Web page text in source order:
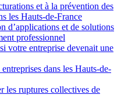
et à la prévention des
les Hauts-de-France
d’applications et de solutions
professionnel
votre entreprise devenait une
dans les Hauts-de-
les ruptures collectives de